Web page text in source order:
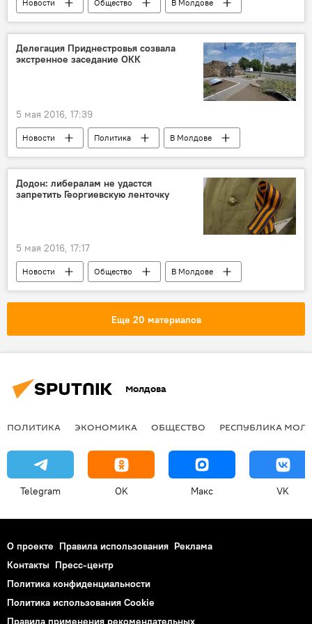
перезахоронение
День Победы
Новости Общество
В Молдове
Республика Молдова
Оргеев
Фарит Мухаметшин
Лев Лещенко
День Победы
концерт
Делегация Приднестровья созвала
экстренное заседание ОКК
5 мая 2016, 17:39
Новости Политика
В Молдове
Приднестровье
Республика Молдова
несанкционированные полеты
Додон: либералам не удастся
запретить Георгиевскую ленточку
5 мая 2016, 17:17
Новости Общество
В Молдове
Республика Молдова
Игорь Додон
Еще 20 материалов
Молдова
ПОЛИТИКА ЭКОНОМИКА ОБЩЕСТВО РЕСПУБЛИКА
Telegram OK Макс VK
О проекте Правила использования Реклама
Контакты Пресс-центр
Политика конфиденциальности
Политика использования Cookie
Правила применения рекомендательных